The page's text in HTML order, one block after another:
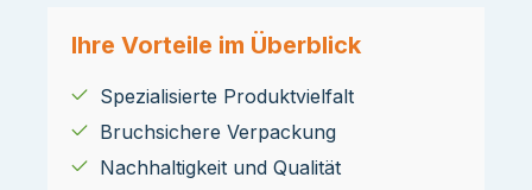
Ihre Vorteile im Überblick
Spezialisierte Produktvielfalt
Bruchsichere Verpackung
Nachhaltigkeit und Qualität